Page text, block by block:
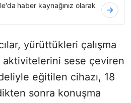
haber kaynağınız olarak
yürüttükleri çalışma
aktivitelerini sese çeviren
eğitilen cihazı, 18
sonra konuşma